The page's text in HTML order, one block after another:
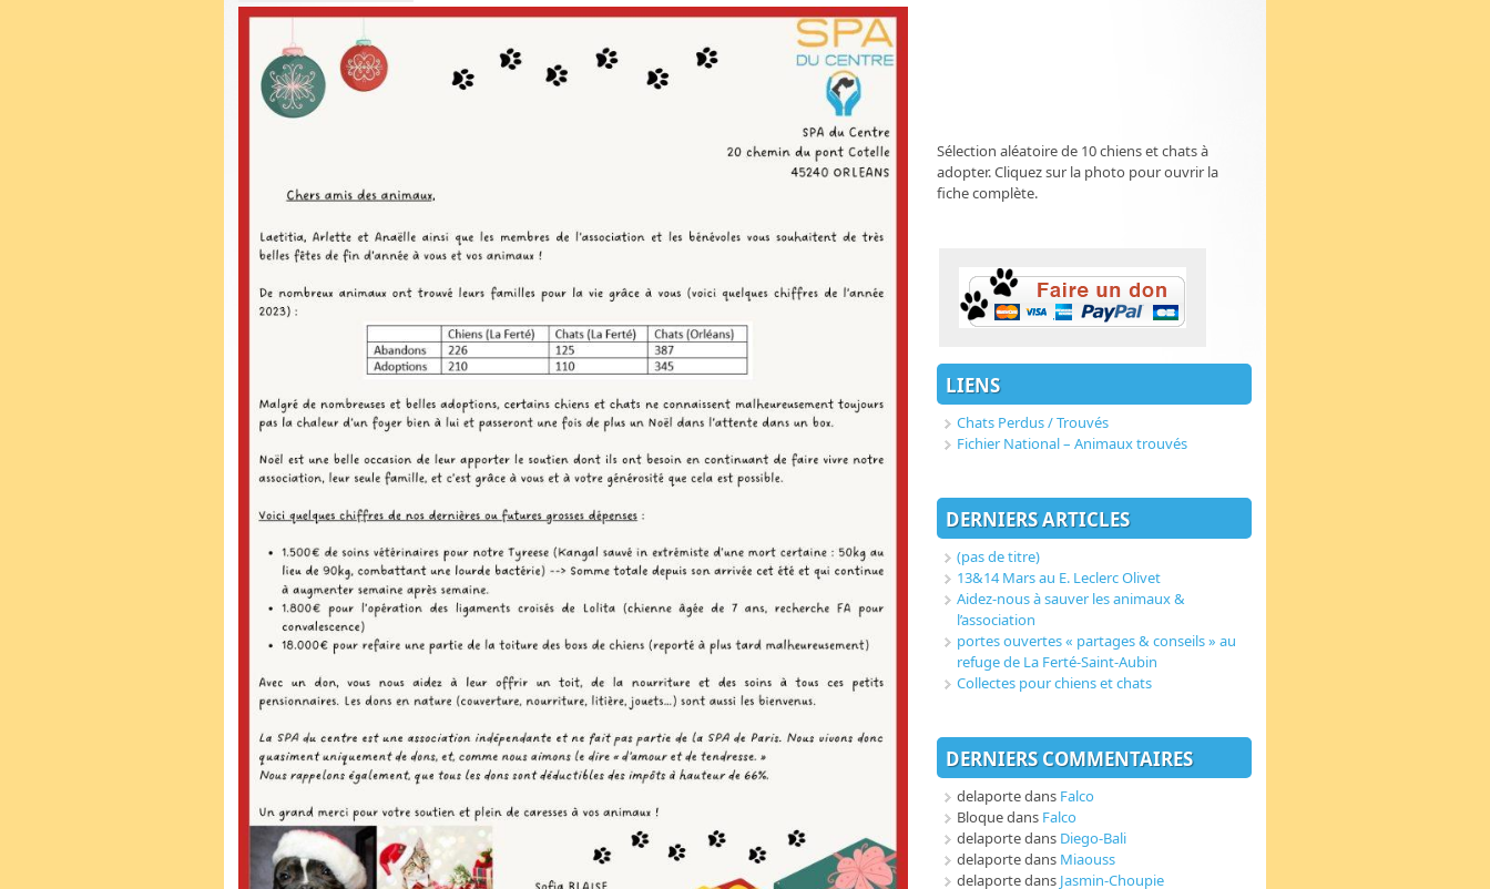
Sélection aléatoire de 10 chiens et chats à
adopter. Cliquez sur la photo pour ouvrir la
fiche complète.
LIENS
Chats Perdus / Trouvés
Fichier National – Animaux trouvés
DERNIERS ARTICLES
(pas de titre)
13&14 Mars au E. Leclerc Olivet
Aidez-nous à sauver les animaux &
l’association
portes ouvertes « partages & conseils » au
refuge de La Ferté-Saint-Aubin
Collectes pour chiens et chats
DERNIERS COMMENTAIRES
delaportedans Falco
Bloquedans Falco
delaportedans Diego-Bali
delaportedans Miaouss
delaportedans Jasmin-Choupie